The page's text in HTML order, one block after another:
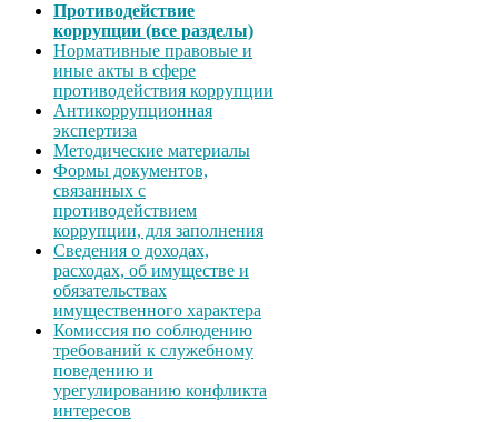
Противодействие
коррупции (все разделы)
Нормативные правовые и
иные акты в сфере
противодействия коррупции
Антикоррупционная
экспертиза
Методические материалы
Формы документов,
связанных с
противодействием
коррупции, для заполнения
Сведения о доходах,
расходах, об имуществе и
обязательствах
имущественного характера
Комиссия по соблюдению
требований к служебному
поведению и
урегулированию конфликта
интересов